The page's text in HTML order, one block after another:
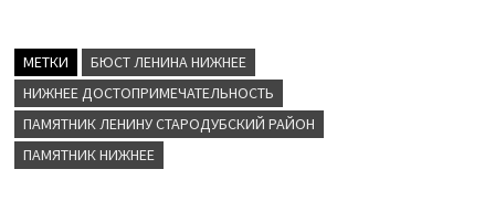
МЕТКИ
БЮСТ ЛЕНИНА НИЖНЕЕ
НИЖНЕЕ ДОСТОПРИМЕЧАТЕЛЬНОСТЬ
ПАМЯТНИК ЛЕНИНУ СТАРОДУБСКИЙ РАЙОН
ПАМЯТНИК НИЖНЕЕ